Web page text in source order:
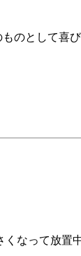
のとして喜び
なって放置中